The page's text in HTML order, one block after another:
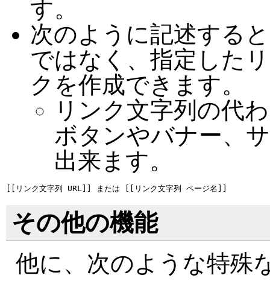
す。
次のように記述する
ではなく、指定した
クを作成できます。
リンク文字列の代
ボタンやバナー、
出来ます。
その他の機能
他に、次のような特殊